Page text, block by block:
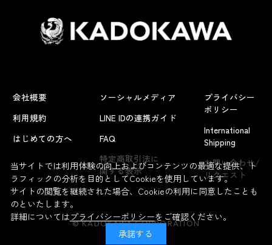
会社概要
利用規約
はじめての方へ
ソーシャルメディア
LINE IDの連携ガイド
FAQ
特定商取引法に
関する表示
プライバシー
ポリシー
International
Shipping
お問い合わせ/
リクエスト
© KADOKAWA CORPORATION
当サイトでは利用体験の向上およびコンテンツの最適な提供、ト
ラフィックの分析を目的としてCookieを使用しています。
サイトの閲覧を継続された場合、Cookieの利用に同意したことも
のといたします。
詳細についてはプライバシーポリシーをご確認ください。
承諾する